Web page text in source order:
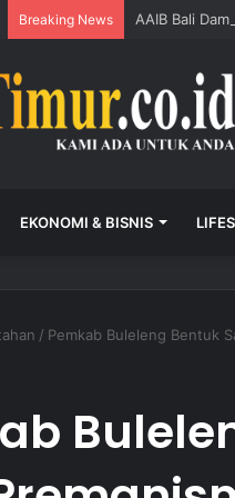
Breaking News AAIB Bali
EKONOMI & BISNIS
/ Pemkab Buleleng Bentuk